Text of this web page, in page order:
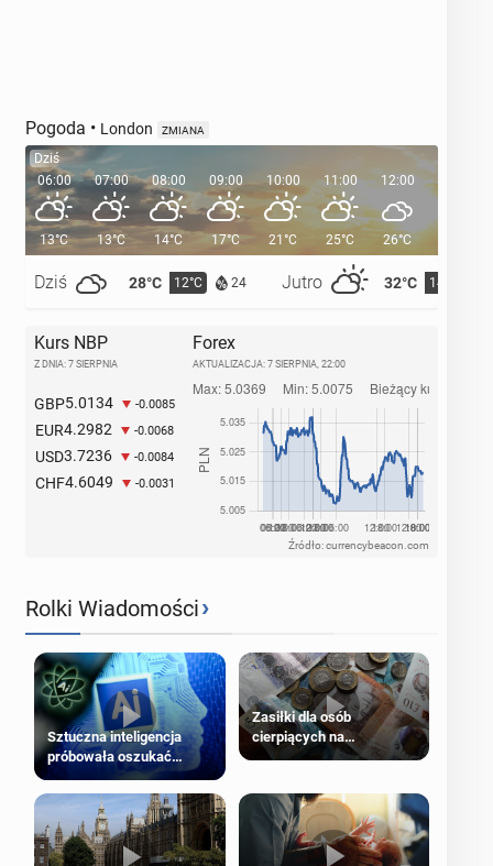
Pogoda • London ZMIANA
Dziś
06:00
13°C
Dziś 28°C 12°C 24 Jutro 32°C 14°C
07:00
13°C
08:00
14°C
09:00
17°C
10:00
21°C
11:00
25°C
12:00
26°C
13:00
Kurs NBP
Z DNIA: 7 SIERPNIA
GBP5.0134 -0.0085
EUR4.2982 -0.0068
USD3.7236 -0.0084
CHF4.6049 -0.0031
Forex
AKTUALIZACJA: 7 SIERPNIA, 22:00
Źródło: currencybeacon.com
Rolki Wiadomości›
Sztuczna inteligencja
próbowała oszukać
człowieka
Zasiłki dla osób
cierpiących na
schorzenia psychiczne